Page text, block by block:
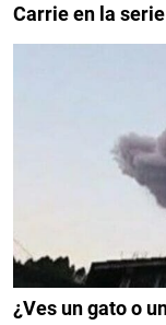
Carrie en la
¿Ves un gato o